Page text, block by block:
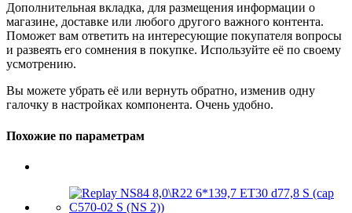
Дополнительная вкладка, для размещения информации о
магазине, доставке или любого другого важного контента.
Поможет вам ответить на интересующие покупателя вопросы
и развеять его сомнения в покупке. Используйте её по своему
усмотрению.
Вы можете убрать её или вернуть обратно, изменив одну
галочку в настройках компонента. Очень удобно.
Похожие по параметрам